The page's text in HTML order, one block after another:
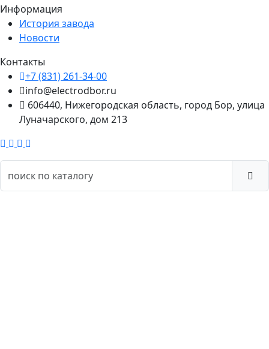
Информация
История завода
Новости
Контакты
+7 (831) 261-34-00
info@electrodbor.ru
606440, Нижегородская область, город Бор, улица
Луначарского, дом 213